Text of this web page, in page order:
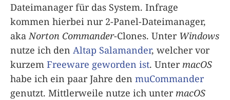
Dateimanager für das System. Infrage
kommen hierbei nur 2-Panel-Dateimanager,
akaNorton Commander-Clones. Unter Windows
nutze ich den Altap Salamander, welcher vor
kurzem Freeware geworden ist. Unter macOS
habe ich ein paar Jahre den muCommander
genutzt. Mittlerweile nutze ich unter macOS